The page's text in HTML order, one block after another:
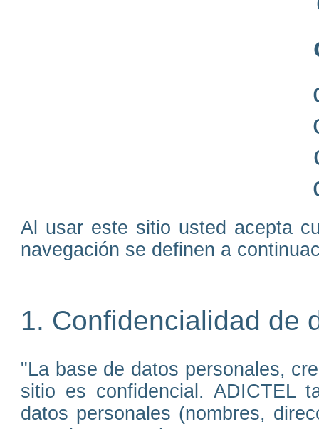
Al usar este sitio usted acepta
navegación se definen a
1. Confidencialidad de
"La base de datos personales,
sitio es confidencial. ADICTEL
datos personales (nombres,